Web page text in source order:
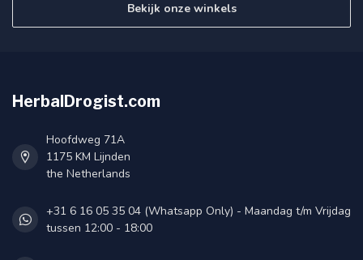
Bekijk onze winkels
HerbalDrogist.com
Hoofdweg 71A
1175 KM Lijnden
the Netherlands
+31 6 16 05 35 04 (Whatsapp Only) - Maandag t/m Vrijdag
tussen 12:00 - 18:00